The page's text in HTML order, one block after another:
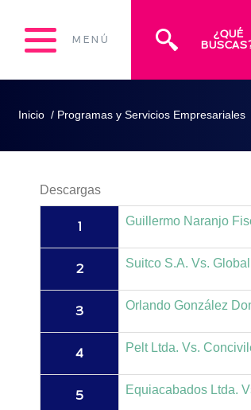
MENÚ
¿QUÉ
Inicio / Programas y Servicios Empresariales
Descargas
1 Guillermo Naranjo
2 Suitco S.A. Vs.
3 Orlando González
4 Pelt Ltda. Vs.
5 Equiacabados Ltda.